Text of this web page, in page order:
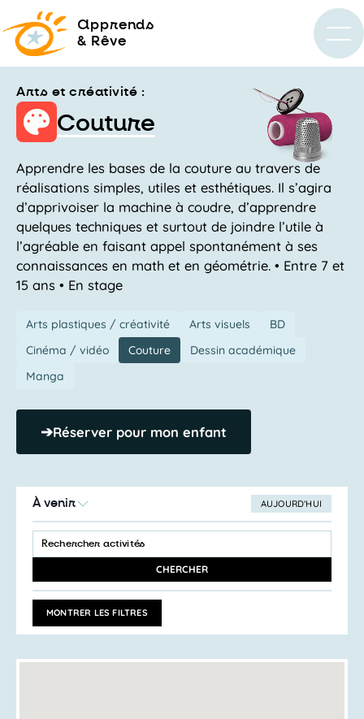
apprends
& Rêve
Arts et créativité :
Couture
Apprendre les bases de la couture au travers de
réalisations simples, utiles et esthétiques. Il s’agira
d’apprivoiser la machine à coudre, d’apprendre
quelques techniques et surtout de joindre l’utile à
l’agréable en faisant appel spontanément à ses
connaissances en math et en géométrie. • Entre 7 et
15 ans • En stage
Arts plastiques / créativité Arts visuels
BD
Cinéma / vidéo
Couture
Dessin académique
Manga
➔Réserver pour mon enfant
AUJOURD’HUI
À venir
LA
DATE
Recherche
et
de
vues
Activités
SAISIR
MOT-
ACTIVITÉS
MOT-
CLÉ.
CHERCHER
MONTRER LES FILTRES